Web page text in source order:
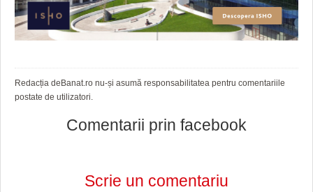
Redacția deBanat.ro nu-și asumă responsabilitatea pentru comentariile
postate de utilizatori.
Comentarii prin facebook
Scrie un comentariu